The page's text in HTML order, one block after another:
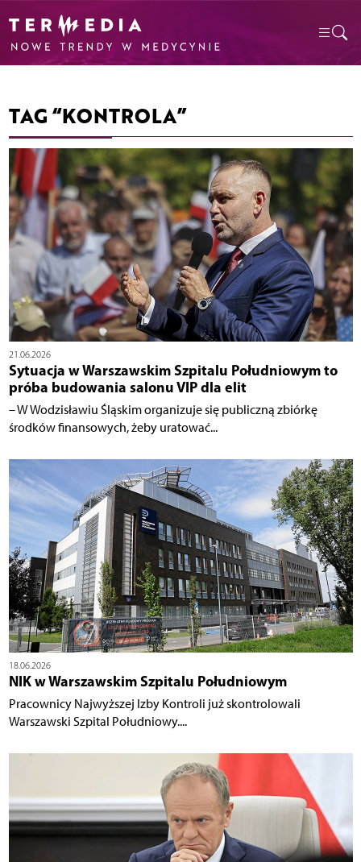
TAG “KONTROLA”
21.06.2026
Sytuacja w Warszawskim Szpitalu Południowym to
próba budowania salonu VIP dla elit
– W Wodzisławiu Śląskim organizuje się publiczną zbiórkę
środków finansowych, żeby uratować...
18.06.2026
NIK w Warszawskim Szpitalu Południowym
Pracownicy Najwyższej Izby Kontroli już skontrolowali
Warszawski Szpital Południowy....